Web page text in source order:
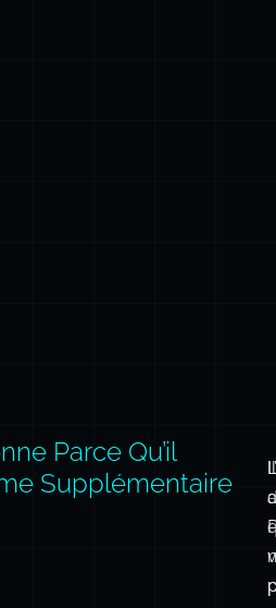
Parce Qu’il
Supplémentaire